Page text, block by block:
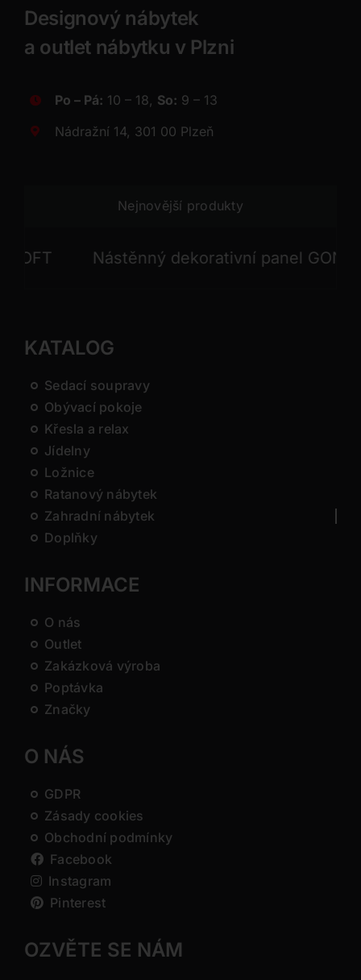
Designový nábytek
a outlet nábytku v Plzni
Po – Pá: 10 – 18, So: 9 – 13
Nádražní 14, 301 00 Plzeň
Nejnovější produkty
Nástěnný dekorativní panel GONG
KATALOG
Sedací soupravy
Obývací pokoje
Křesla a relax
Jídelny
Ložnice
Ratanový nábytek
Zahradní nábytek
Doplňky
INFORMACE
O nás
Outlet
Zakázková výroba
Poptávka
Značky
O NÁS
GDPR
Zásady cookies
Obchodní podmínky
Facebook
Instagram
Pinterest
OZVĚTE SE NÁM